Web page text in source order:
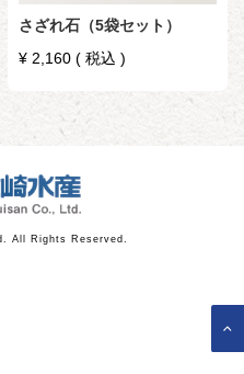
さざれ石（5袋セット）
¥ 2,160 税込
All Rights Reserved.